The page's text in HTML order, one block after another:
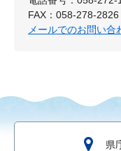
FAX：058-278-2826
メールでのお問い合
県